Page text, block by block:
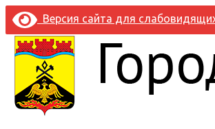
Версия сайта для